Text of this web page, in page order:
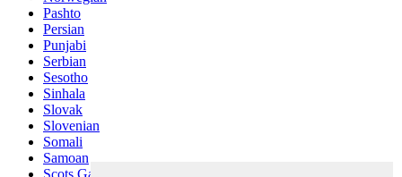
Pashto
Persian
Punjabi
Serbian
Sesotho
Sinhala
Slovak
Slovenian
Somali
Samoan